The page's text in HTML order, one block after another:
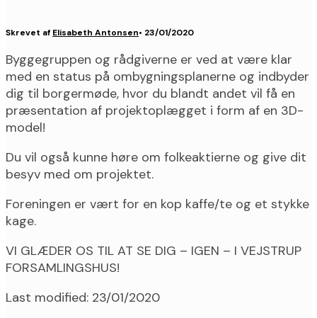
Skrevet af Elisabeth Antonsen• 23/01/2020
Byggegruppen og rådgiverne er ved at være klar
med en status på ombygningsplanerne og indbyder
dig til borgermøde, hvor du blandt andet vil få en
præsentation af projektoplægget i form af en 3D-
model!
Du vil også kunne høre om folkeaktierne og give dit
besyv med om projektet.
Foreningen er vært for en kop kaffe/te og et stykke
kage.
VI GLÆDER OS TIL AT SE DIG – IGEN – I VEJSTRUP
FORSAMLINGSHUS!
Last modified: 23/01/2020